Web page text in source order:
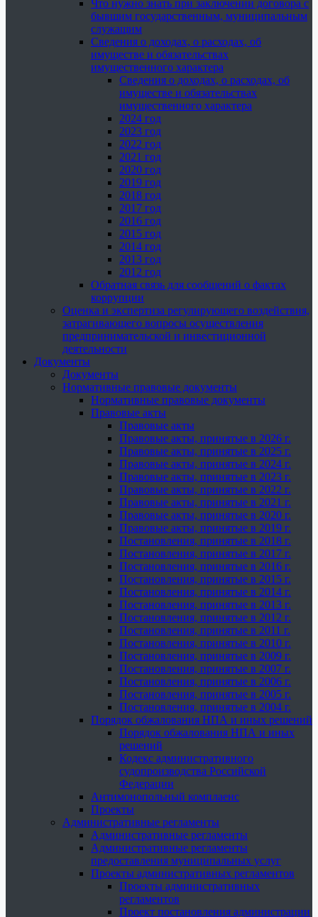
Что нужно знать при заключении договора с
бывшим государственным, муниципальным
служащим
Сведения о доходах, о расходах, об
имуществе и обязательствах
имущественного характера
Сведения о доходах, о расходах, об
имуществе и обязательствах
имущественного характера
2024 год
2023 год
2022 год
2021 год
2020 год
2019 год
2018 год
2017 год
2016 год
2015 год
2014 год
2013 год
2012 год
Обратная связь для сообщений о фактах
коррупции
Оценка и экспертиза регулирующего воздействия,
затрагивающего вопросы осуществления
предпринимательской и инвестиционной
деятельности
Документы
Документы
Нормативные правовые документы
Нормативные правовые документы
Правовые акты
Правовые акты
Правовые акты, принятые в 2026 г.
Правовые акты, принятые в 2025 г.
Правовые акты, принятые в 2024 г.
Правовые акты, принятые в 2023 г.
Правовые акты, принятые в 2022 г.
Правовые акты, принятые в 2021 г.
Правовые акты, принятые в 2020 г.
Правовые акты, принятые в 2019 г.
Постановления, принятые в 2018 г.
Постановления, принятые в 2017 г.
Постановления, принятые в 2016 г.
Постановления, принятые в 2015 г.
Постановления, принятые в 2014 г.
Постановления, принятые в 2013 г.
Постановления, принятые в 2012 г.
Постановления, принятые в 2011 г.
Постановления, принятые в 2010 г.
Постановления, принятые в 2009 г.
Постановления, принятые в 2007 г.
Постановления, принятые в 2006 г.
Постановления, принятые в 2005 г.
Постановления, принятые в 2004 г.
Порядок обжалования НПА и иных решений
Порядок обжалования НПА и иных
решений
Кодекс административного
судопроизводства Российской
Федерации
Антимонопольный комплаенс
Проекты
Административные регламенты
Административные регламенты
Административные регламенты
предоставления муниципальных услуг
Проекты административных регламентов
Проекты административных
регламентов
Проект постановления администрации